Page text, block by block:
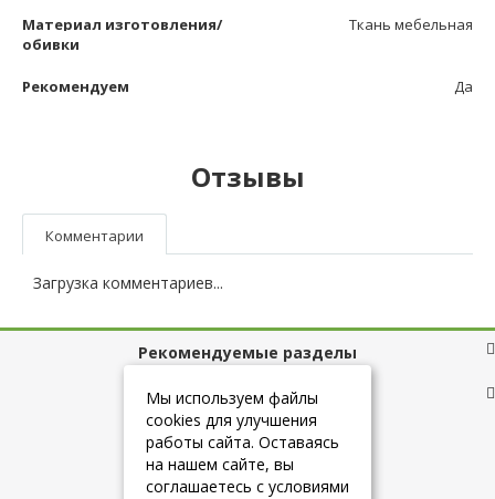
Материал изготовления/
обивки
Ткань мебельная
Рекомендуем Да
Отзывы
Комментарии
Загрузка комментариев...
Рекомендуемые разделы
Полезные ссылки
+7 (925) 084-10-60
Мы используем файлы
cookies для улучшения
работы сайта. Оставаясь
на нашем сайте, вы
соглашаетесь с условиями